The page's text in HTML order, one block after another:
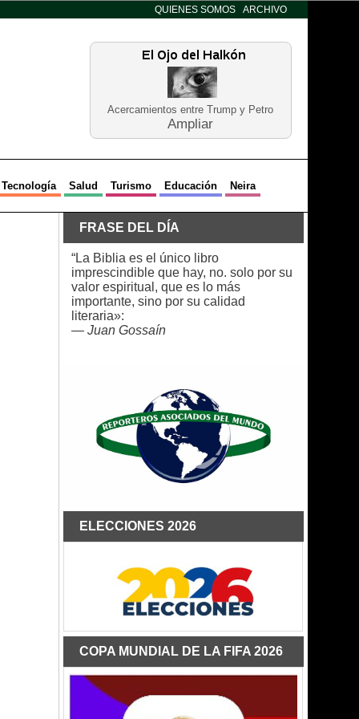
QUIENES SOMOS ARCHIVO
Acercamientos entre Trump y Petro
Ampliar
Tecnología Salud Turismo Educación Neira
FRASE DEL DÍA
“La Biblia es el único libro
imprescindible que hay, no. solo por su
valor espiritual, que es lo más
importante, sino por su calidad
literaria»:
— Juan Gossaín
ELECCIONES 2026
COPA MUNDIAL DE LA FIFA 2026